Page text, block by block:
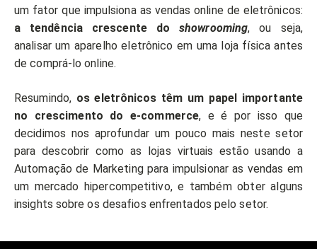
um fator que impulsiona as vendas online de eletrônicos:
a tendência crescente doshowrooming, ou seja,
analisar um aparelho eletrônico em uma loja física antes
de comprá-lo online.
Resumindo, os eletrônicos têm um papel importante
no crescimento do e-commerce, e é por isso que
decidimos nos aprofundar um pouco mais neste setor
para descobrir como as lojas virtuais estão usando a
Automação de Marketing para impulsionar as vendas em
um mercado hipercompetitivo, e também obter alguns
insights sobre os desafios enfrentados pelo setor.